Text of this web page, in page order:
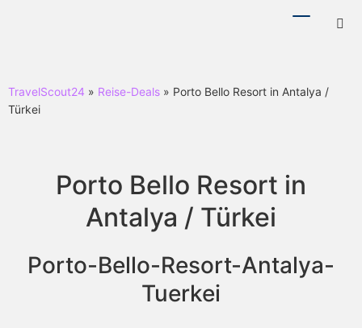
TravelScout24 » Reise-Deals » Porto Bello Resort in Antalya /
Türkei
Porto Bello Resort in
Antalya / Türkei
Porto-Bello-Resort-Antalya-
Tuerkei